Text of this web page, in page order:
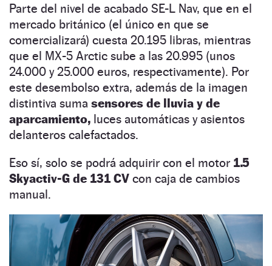
Parte del nivel de acabado SE-L Nav, que en el
mercado británico (el único en que se
comercializará) cuesta 20.195 libras, mientras
que el MX-5 Arctic sube a las 20.995 (unos
24.000 y 25.000 euros, respectivamente). Por
este desembolso extra, además de la imagen
distintiva suma sensores de lluvia y de
aparcamiento, luces automáticas y asientos
delanteros calefactados.
Eso sí, solo se podrá adquirir con el motor 1.5
Skyactiv-G de 131 CV con caja de cambios
manual.